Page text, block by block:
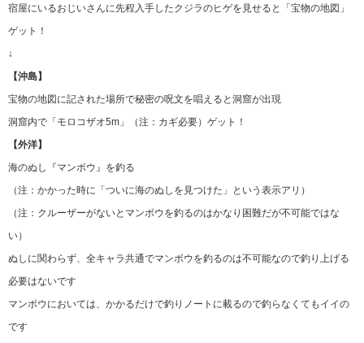
宿屋にいるおじいさんに先程入手したクジラのヒゲを見せると「宝物の地図」
ゲット！
↓
【沖島】
宝物の地図に記された場所で秘密の呪文を唱えると洞窟が出現
洞窟内で「モロコザオ5m」（注：カギ必要）ゲット！
【外洋】
海のぬし『マンボウ』を釣る
（注：かかった時に「ついに海のぬしを見つけた」という表示アリ）
（注：クルーザーがないとマンボウを釣るのはかなり困難だが不可能ではな
い）
ぬしに関わらず、全キャラ共通でマンボウを釣るのは不可能なので釣り上げる
必要はないです
マンボウにおいては、かかるだけで釣りノートに載るので釣らなくてもイイの
です